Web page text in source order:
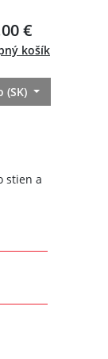
€
košík
(SK)
stien a